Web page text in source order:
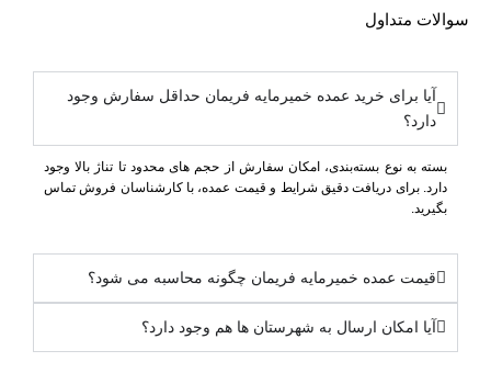
سوالات متداول
آیا برای خرید عمده خمیرمایه فریمان حداقل سفارش وجود
دارد؟
بسته به نوع بسته‌بندی، امکان سفارش از حجم ‌های محدود تا تناژ بالا وجود
دارد. برای دریافت دقیق شرایط و قیمت عمده، با کارشناسان فروش تماس
بگیرید.
قیمت عمده خمیرمایه فریمان چگونه محاسبه می‌ شود؟
آیا امکان ارسال به شهرستان‌ ها هم وجود دارد؟